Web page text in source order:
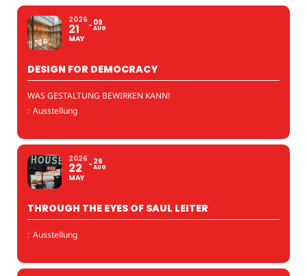
2026
21
MAY
09
AUG
DESIGN FOR DEMOCRACY
WAS GESTALTUNG BEWIRKEN KANN!
: Ausstellung
2026
22
MAY
26
AUG
THROUGH THE EYES OF SAUL LEITER
: Ausstellung